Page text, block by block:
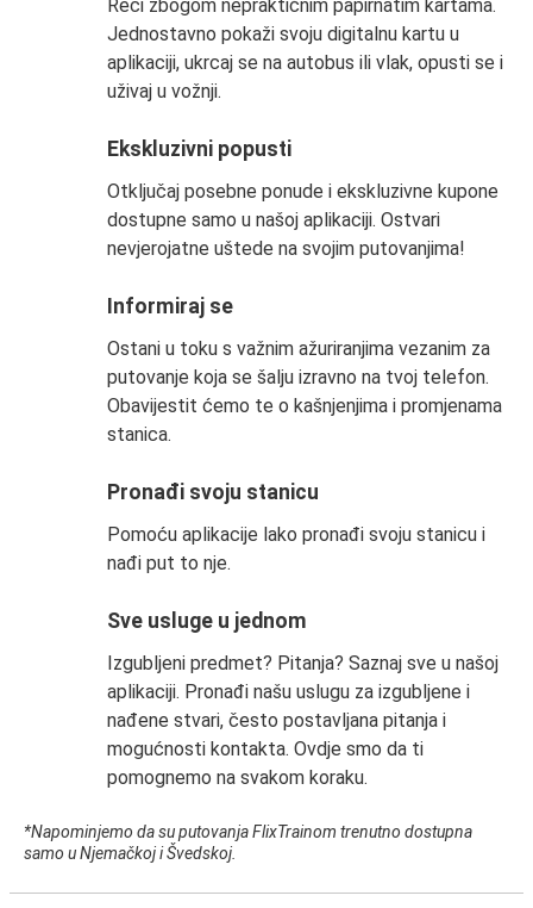
Reci zbogom nepraktičnim papirnatim kartama.
Jednostavno pokaži svoju digitalnu kartu u
aplikaciji, ukrcaj se na autobus ili vlak, opusti se i
uživaj u vožnji.
Ekskluzivni popusti
Otključaj posebne ponude i ekskluzivne kupone
dostupne samo u našoj aplikaciji. Ostvari
nevjerojatne uštede na svojim putovanjima!
Informiraj se
Ostani u toku s važnim ažuriranjima vezanim za
putovanje koja se šalju izravno na tvoj telefon.
Obavijestit ćemo te o kašnjenjima i promjenama
stanica.
Pronađi svoju stanicu
Pomoću aplikacije lako pronađi svoju stanicu i
nađi put to nje.
Sve usluge u jednom
Izgubljeni predmet? Pitanja? Saznaj sve u našoj
aplikaciji. Pronađi našu uslugu za izgubljene i
nađene stvari, često postavljana pitanja i
mogućnosti kontakta. Ovdje smo da ti
pomognemo na svakom koraku.
*Napominjemo da su putovanja FlixTrainom trenutno dostupna
samo u Njemačkoj i Švedskoj.